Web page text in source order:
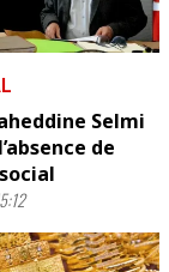
Selmi
de